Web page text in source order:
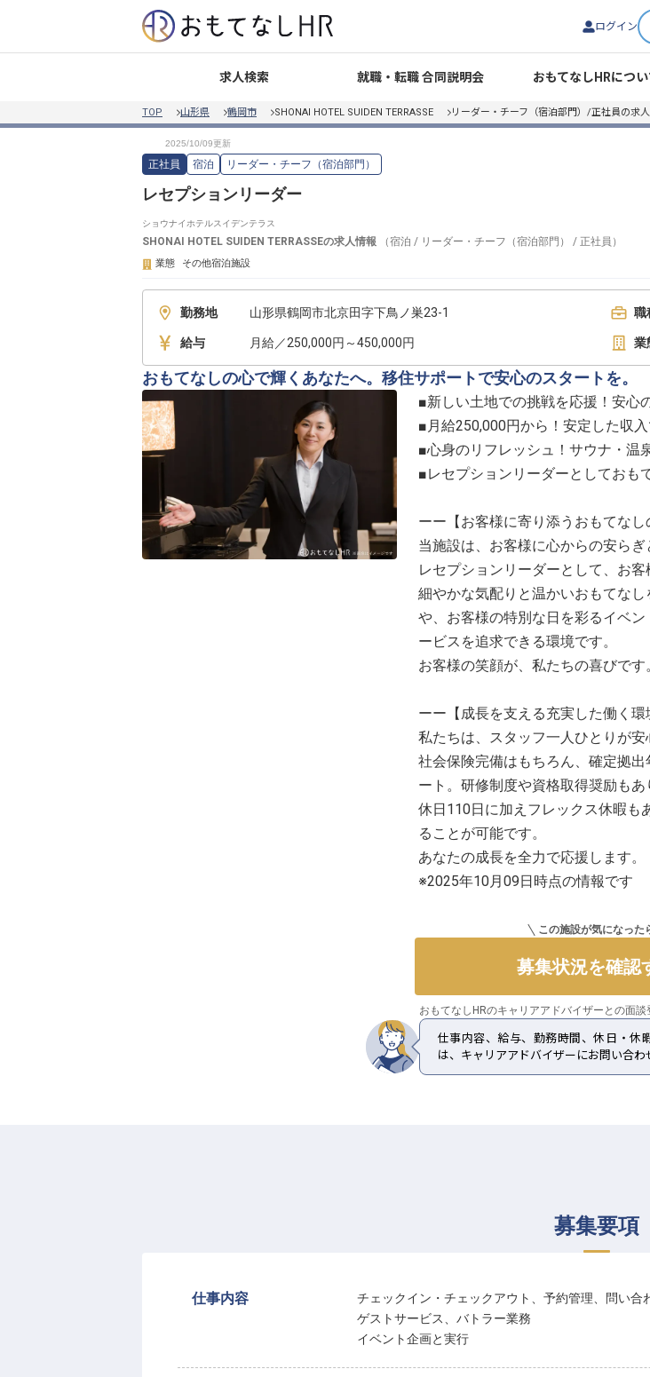
ログイン
求人検索 就職・転職 合同説明会 おもてなしHRについ
TOP 山形県 鶴岡市 SHONAI HOTEL SUIDEN TERRASSE リーダー・チーフ（宿泊部門）/正社員の求
正社員 宿泊 リーダー・チーフ（宿泊部門）
レセプションリーダー
ショウナイホテルスイデンテラス
SHONAI HOTEL SUIDEN TERRASSEの求人情報 （宿泊 / リーダー・チーフ（宿泊部門） / 正社員 ）
業態 その他宿泊施設
勤務地 山形県鶴岡市北京田字下鳥ノ巣23-1 職
給与 月給／250,000円～450,000円 業
おもてなしの心で輝くあなたへ。移住サポートで安心のスタートを。
■新しい土地での挑戦を応援！安心
■月給250,000円から！安定した収
■心身のリフレッシュ！サウナ・温
■レセプションリーダーとしておも
ーー【お客様に寄り添うおもてなし
当施設は、お客様に心からの安ら
レセプションリーダーとして、お
細やかな気配りと温かいおもてな
や、お客様の特別な日を彩るイベ
ービスを追求できる環境です。
お客様の笑顔が、私たちの喜びです
ーー【成長を支える充実した働く環
私たちは、スタッフ一人ひとりが安
社会保険完備はもちろん、確定拠
ート。研修制度や資格取得奨励も
休日110日に加えフレックス休暇も
ることが可能です。
あなたの成長を全力で応援します。
※2025年10月09日時点の情報です
この施設が気になった
募集状況を確認
おもてなしHRのキャリアアドバイザーとの面談
仕事内容、給与、勤務時間、休日・休
は、キャリアアドバイザーにお問い合わ
募集要項
仕事内容
チェックイン・チェックアウト、予約管理、問い合
ゲストサービス、バトラー業務
イベント企画と実行